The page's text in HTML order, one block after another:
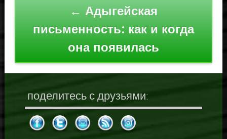
← Адыгейская
письменность: как и когда
она появилась
поделитесь с друзьями: